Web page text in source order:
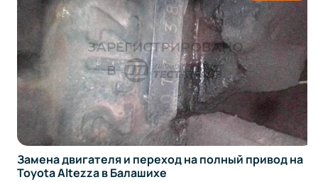
Замена двигателя и переход на полный привод на
Toyota Altezza в Балашихе